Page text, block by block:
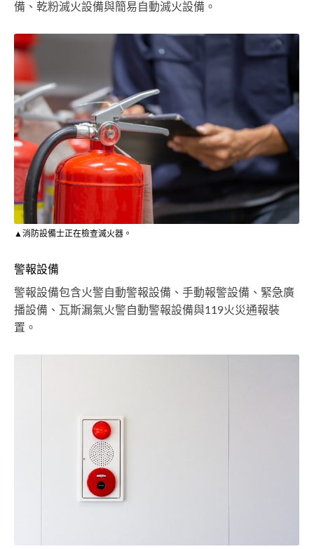
備、乾粉滅火設備與簡易自動滅火設備。
▲消防設備士正在檢查滅火器。
警報設備
警報設備包含火警自動警報設備、手動報警設備、緊急廣
播設備、瓦斯漏氣火警自動警報設備與119火災通報裝
置。